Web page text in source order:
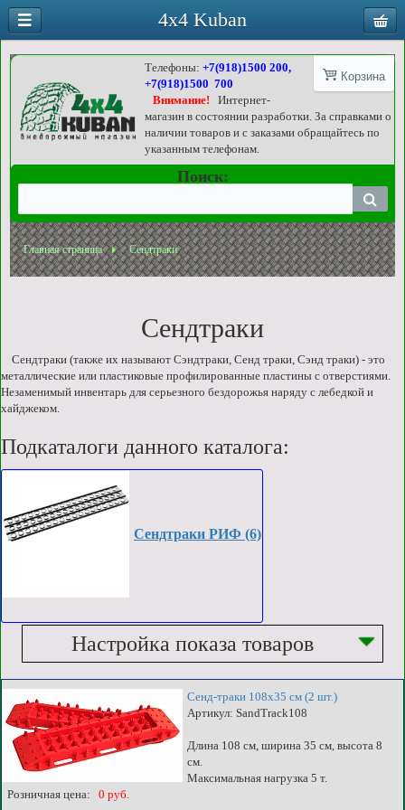
Корзина
Телефоны:+7(918)1500 200,
+7(918)1500 700
Внимание!
Интернет-
магазин в состоянии разработки. За справками о
наличии товаров и с заказами обращайтесь по
указанным телефонам.
Поиск:
Главная страница Сендтраки
Сендтраки
Сендтраки (также их называют Сэндтраки, Сенд траки, Сэнд траки) - это
металлические или пластиковые профилированные пластины с отверстиями.
Незаменимый инвентарь для серьезного бездорожья наряду с лебедкой и
хайджеком.
Подкаталоги данного каталога:
Сендтраки РИФ (6)
Настройка показа товаров
Сенд-траки 108x35 см (2 шт.)
Артикул: SandTrack108
Длина 108 см, ширина 35 см, высота 8
см.
Максимальная нагрузка 5 т.
Розничная цена: 0 руб.
4x4 Kuban